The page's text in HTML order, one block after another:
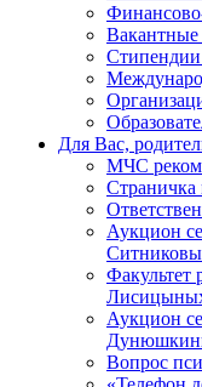
Вакантные
Для Вас,
МЧС
Страничка
Аукцион
Факультет
Аукцион
Вопрос